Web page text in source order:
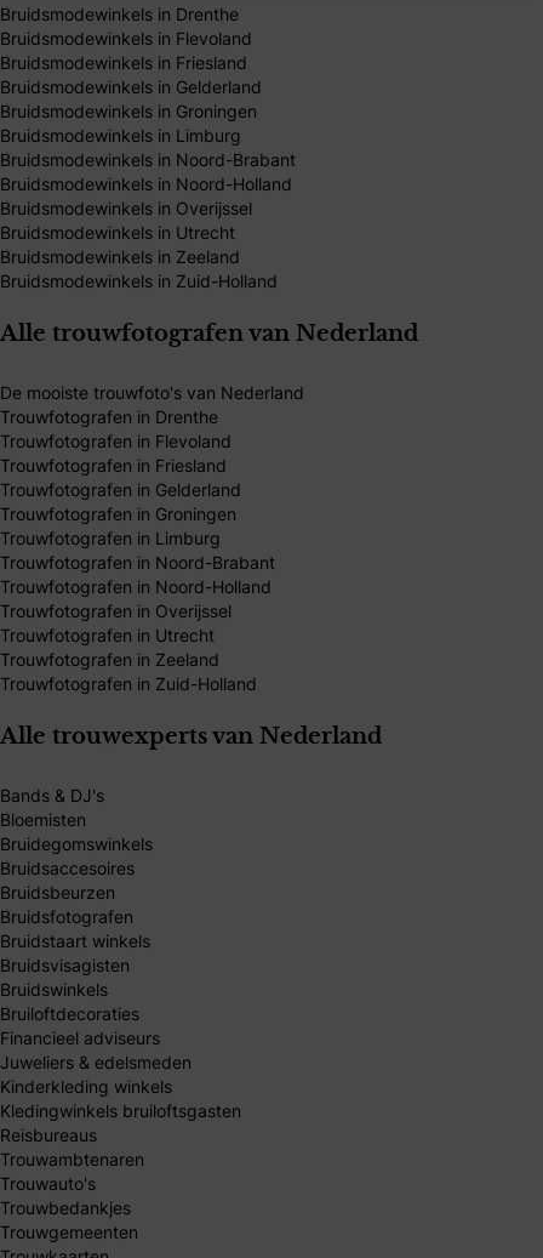
Bruidsmodewinkels in Drenthe
Bruidsmodewinkels in Flevoland
Bruidsmodewinkels in Friesland
Bruidsmodewinkels in Gelderland
Bruidsmodewinkels in Groningen
Bruidsmodewinkels in Limburg
Bruidsmodewinkels in Noord-Brabant
Bruidsmodewinkels in Noord-Holland
Bruidsmodewinkels in Overijssel
Bruidsmodewinkels in Utrecht
Bruidsmodewinkels in Zeeland
Bruidsmodewinkels in Zuid-Holland
Alle trouwfotografen van Nederland
De mooiste trouwfoto's van Nederland
Trouwfotografen in Drenthe
Trouwfotografen in Flevoland
Trouwfotografen in Friesland
Trouwfotografen in Gelderland
Trouwfotografen in Groningen
Trouwfotografen in Limburg
Trouwfotografen in Noord-Brabant
Trouwfotografen in Noord-Holland
Trouwfotografen in Overijssel
Trouwfotografen in Utrecht
Trouwfotografen in Zeeland
Trouwfotografen in Zuid-Holland
Alle trouwexperts van Nederland
Bands & DJ's
Bloemisten
Bruidegomswinkels
Bruidsaccesoires
Bruidsbeurzen
Bruidsfotografen
Bruidstaart winkels
Bruidsvisagisten
Bruidswinkels
Bruiloftdecoraties
Financieel adviseurs
Juweliers & edelsmeden
Kinderkleding winkels
Kledingwinkels bruiloftsgasten
Reisbureaus
Trouwambtenaren
Trouwauto's
Trouwbedankjes
Trouwgemeenten